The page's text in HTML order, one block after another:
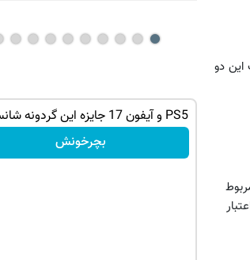
دو
وزارتخانه حمایت کند و 50 درصد اعتبار
PS5 و آیفون 17 جایزه این گردونه شانس 😍
بچرخونش